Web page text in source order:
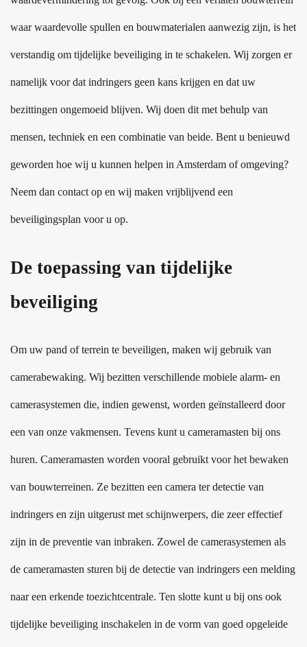
waar waardevolle spullen en bouwmaterialen aanwezig zijn, is het
verstandig om tijdelijke beveiliging in te schakelen. Wij zorgen er
namelijk voor dat indringers geen kans krijgen en dat uw
bezittingen ongemoeid blijven. Wij doen dit met behulp van
mensen, techniek en een combinatie van beide. Bent u benieuwd
geworden hoe wij u kunnen helpen in Amsterdam of omgeving?
Neem dan contact op en wij maken vrijblijvend een
beveiligingsplan voor u op.
De toepassing van tijdelijke
beveiliging
Om uw pand of terrein te beveiligen, maken wij gebruik van
camerabewaking. Wij bezitten verschillende mobiele alarm- en
camerasystemen die, indien gewenst, worden geïnstalleerd door
een van onze vakmensen. Tevens kunt u cameramasten bij ons
huren. Cameramasten worden vooral gebruikt voor het bewaken
van bouwterreinen. Ze bezitten een camera ter detectie van
indringers en zijn uitgerust met schijnwerpers, die zeer effectief
zijn in de preventie van inbraken. Zowel de camerasystemen als
de cameramasten sturen bij de detectie van indringers een melding
naar een erkende toezichtcentrale. Ten slotte kunt u bij ons ook
tijdelijke beveiliging inschakelen in de vorm van goed opgeleide